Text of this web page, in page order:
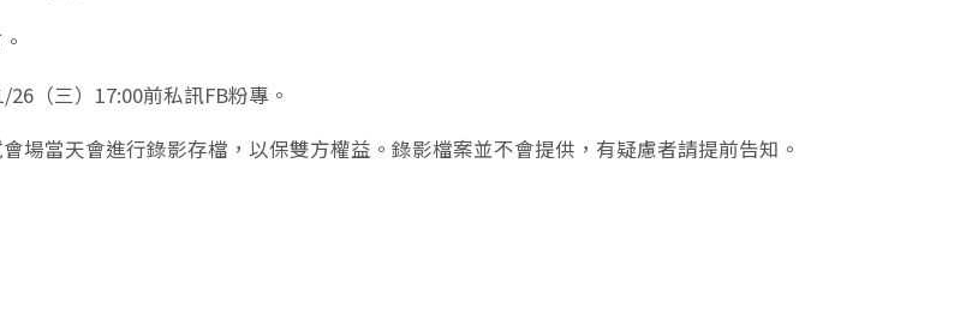
（三）17:00前私訊FB粉專。
場當天會進行錄影存檔，以保雙方權益。錄影檔案並不會提供，有疑慮者請提前告知。